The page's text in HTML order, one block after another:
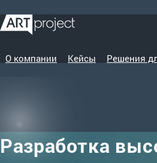
О компании Кейсы Решения
Разработка